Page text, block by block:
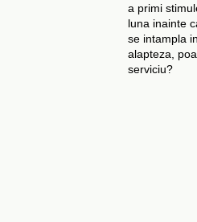
a primi
luna inainte
se intampla
alapteza,
serviciu?